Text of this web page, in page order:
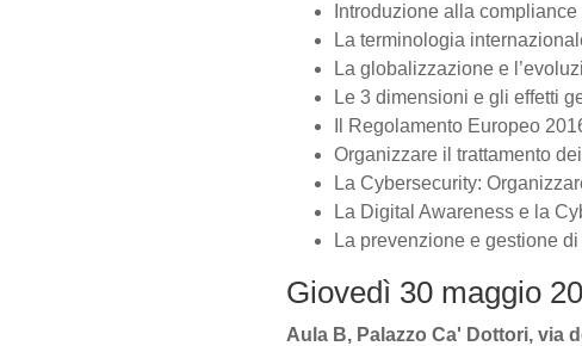
Introduzione alla
La terminologia
La globalizzazione e
Le 3 dimensioni e gli effetti
Il Regolamento Europeo
Organizzare il trattamento
La Cybersecurity:
La Digital Awareness e la
La prevenzione e gestione
Giovedì 30 maggio
Aula B, Palazzo Ca' Dottori, via